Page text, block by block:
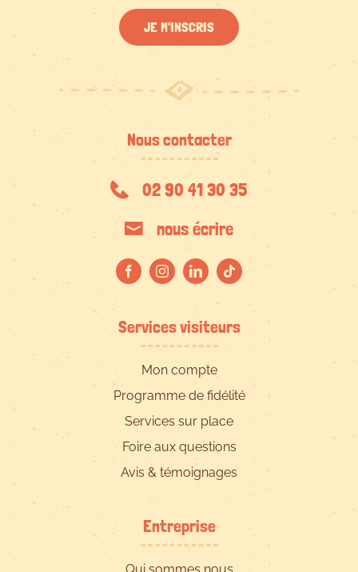
JE M'INSCRIS
Nous contacter
02 90 41 30 35
nous écrire
Services visiteurs
Mon compte
Programme de fidélité
Services sur place
Foire aux questions
Avis & témoignages
Entreprise